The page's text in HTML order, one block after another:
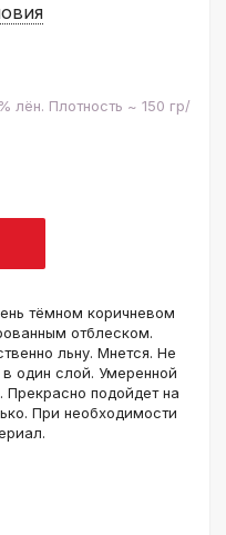
лён. Плотность ~ 150 гр/
тёмном коричневом
отблеском.
льну. Мнется. Не
один слой. Умеренной
подойдет на
При необходимости